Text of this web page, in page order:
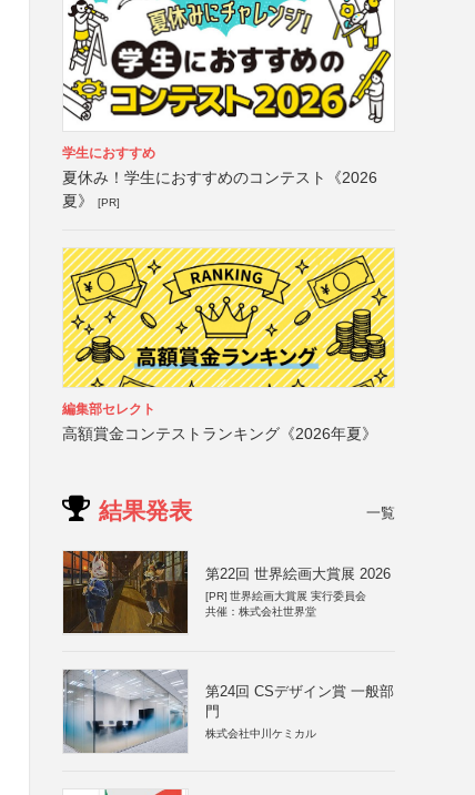
学生におすすめ
夏休み！学生におすすめのコンテスト《2026
夏》
[PR]
編集部セレクト
高額賞金コンテストランキング《2026年夏》
結果発表 一覧
第22回 世界絵画大賞展 2026
[PR] 世界絵画大賞展 実行委員会
共催：株式会社世界堂
第24回 CSデザイン賞 一般部
門
株式会社中川ケミカル